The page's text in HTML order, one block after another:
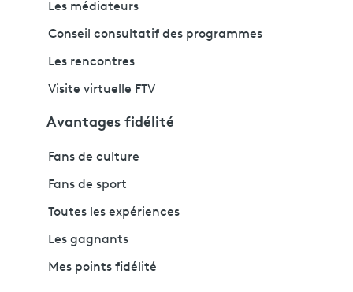
Les médiateurs
Conseil consultatif des programmes
Les rencontres
Visite virtuelle FTV
Avantages fidélité
Fans de culture
Fans de sport
Toutes les expériences
Les gagnants
Mes points fidélité